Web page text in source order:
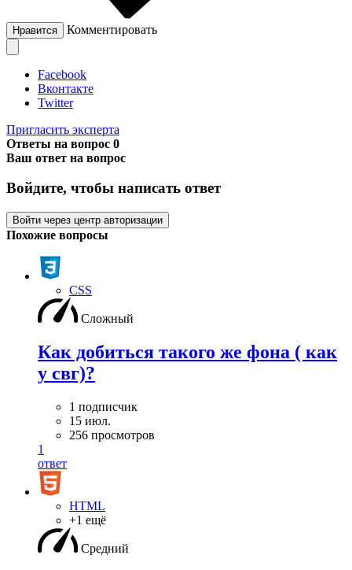
Нравится Комментировать
Facebook
Вконтакте
Twitter
Пригласить эксперта
Ответы на вопрос 0
Ваш ответ на вопрос
Войдите, чтобы написать ответ
Войти через центр авторизации
Похожие вопросы
CSS
Сложный
Как добиться такого же фона ( как
у свг)?
1 подписчик
15 июл.
256 просмотров
1
ответ
HTML
+1 ещё
Средний